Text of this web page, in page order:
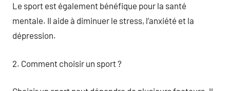
Le sport est également bénéfique pour la santé
mentale. Il aide à diminuer le stress, l’anxiété et la
dépression.
2. Comment choisir un sport ?